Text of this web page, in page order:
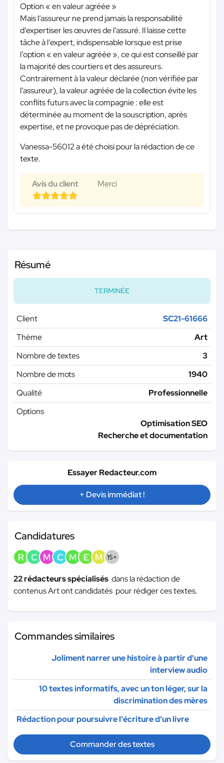
Option « en valeur agréée »
Mais l’assureur ne prend jamais la responsabilité
d’expertiser les œuvres de l’assuré. Il laisse cette
tâche à l’expert, indispensable lorsque est prise
l’option « en valeur agréée », ce qui est conseillé par
la majorité des courtiers et des assureurs.
Contrairement à la valeur déclarée (non vérifiée par
l’assureur), la valeur agréée de la collection évite les
conflits futurs avec la compagnie : elle est
déterminée au moment de la souscription, après
expertise, et ne provoque pas de dépréciation.
Vanessa-56012 a été choisi pour la rédaction de ce
texte.
Avis du client Merci
Résumé
TERMINÉE
Client
SC21-61666
Thème
Art
Nombre de textes
3
Nombre de mots
1940
Qualité
Professionnelle
Options
Optimisation SEO
Recherche et documentation
Essayer Redacteur.com
+ Devis immédiat !
Candidatures
R C M C M E M 15+
22 rédacteurs spécialisés dans la rédaction de
contenus Art ont candidatés pour rédiger ces textes.
Commandes similaires
Joliment narrer une histoire à partir d'une
interview audio
10 textes informatifs, avec un ton léger, sur la
discrimination des mères
Rédaction pour poursuivre l'écriture d'un livre
Commander des textes